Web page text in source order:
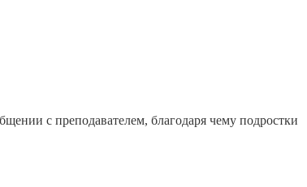
с преподавателем, благодаря чему подростки